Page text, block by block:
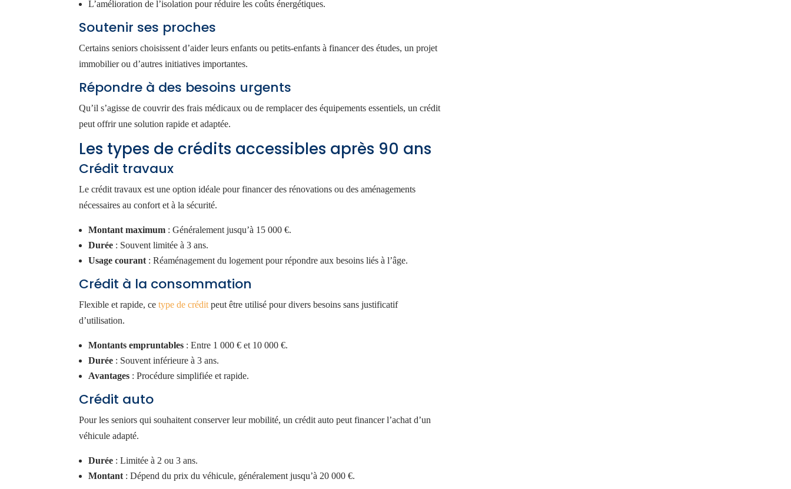
L’amélioration de l’isolation pour réduire les coûts énergétiques.
Soutenir ses proches
Certains seniors choisissent d’aider leurs enfants ou petits-enfants à financer des études, un projet
immobilier ou d’autres initiatives importantes.
Répondre à des besoins urgents
Qu’il s’agisse de couvrir des frais médicaux ou de remplacer des équipements essentiels, un crédit
peut offrir une solution rapide et adaptée.
Les types de crédits accessibles après 90 ans
Crédit travaux
Le crédit travaux est une option idéale pour financer des rénovations ou des aménagements
nécessaires au confort et à la sécurité.
Montant maximum : Généralement jusqu’à 15 000 €.
Durée : Souvent limitée à 3 ans.
Usage courant : Réaménagement du logement pour répondre aux besoins liés à l’âge.
Crédit à la consommation
Flexible et rapide, cetype de crédit peut être utilisé pour divers besoins sans justificatif
d’utilisation.
Montants empruntables : Entre 1 000 € et 10 000 €.
Durée : Souvent inférieure à 3 ans.
Avantages : Procédure simplifiée et rapide.
Crédit auto
Pour les seniors qui souhaitent conserver leur mobilité, un crédit auto peut financer l’achat d’un
véhicule adapté.
Durée : Limitée à 2 ou 3 ans.
Montant : Dépend du prix du véhicule, généralement jusqu’à 20 000 €.